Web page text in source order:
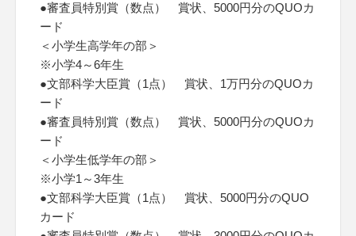
●審査員特別賞（数点） 賞状、5000円分のQUOカ
ード
＜小学生高学年の部＞
※小学4～6年生
●文部科学大臣賞（1点） 賞状、1万円分のQUOカ
ード
●審査員特別賞（数点） 賞状、5000円分のQUOカ
ード
＜小学生低学年の部＞
※小学1～3年生
●文部科学大臣賞（1点） 賞状、5000円分のQUO
カード